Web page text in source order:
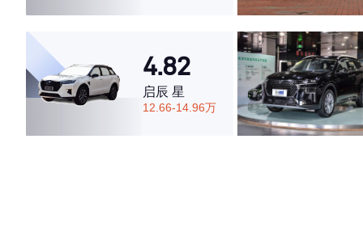
·外观表现一般，低于52%同级车
·内饰表现较为优秀，优于69%同级车
·空间表现一般，低于54%同级车
4.82
启辰 星
12.66-14.96万